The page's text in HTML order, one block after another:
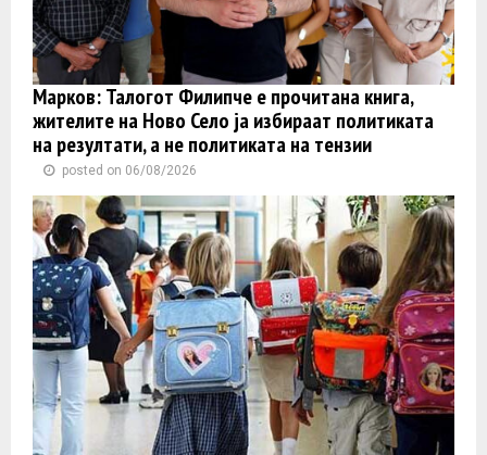
Марков: Талогот Филипче е прочитана книга,
жителите на Ново Село ја избираат политиката
на резултати, а не политиката на тензии
posted on 06/08/2026